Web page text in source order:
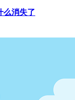
么消失了